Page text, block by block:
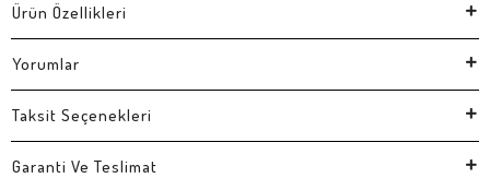
Ürün Özellikleri
Yorumlar
Taksit Seçenekleri
Garanti Ve Teslimat